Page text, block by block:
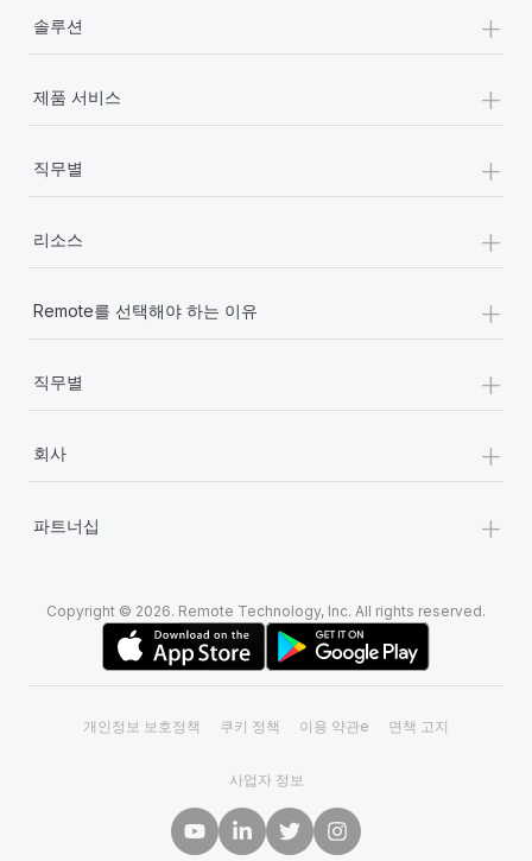
솔루션 +
제품 서비스 +
직무별 +
리소스 +
Remote를 선택해야 하는 이유 +
직무별 +
회사 +
파트너십 +
Copyright © 2026. Remote Technology, Inc. All rights reserved.
개인정보 보호정책 쿠키 정책 이용 약관e 면책 고지
사업자 정보